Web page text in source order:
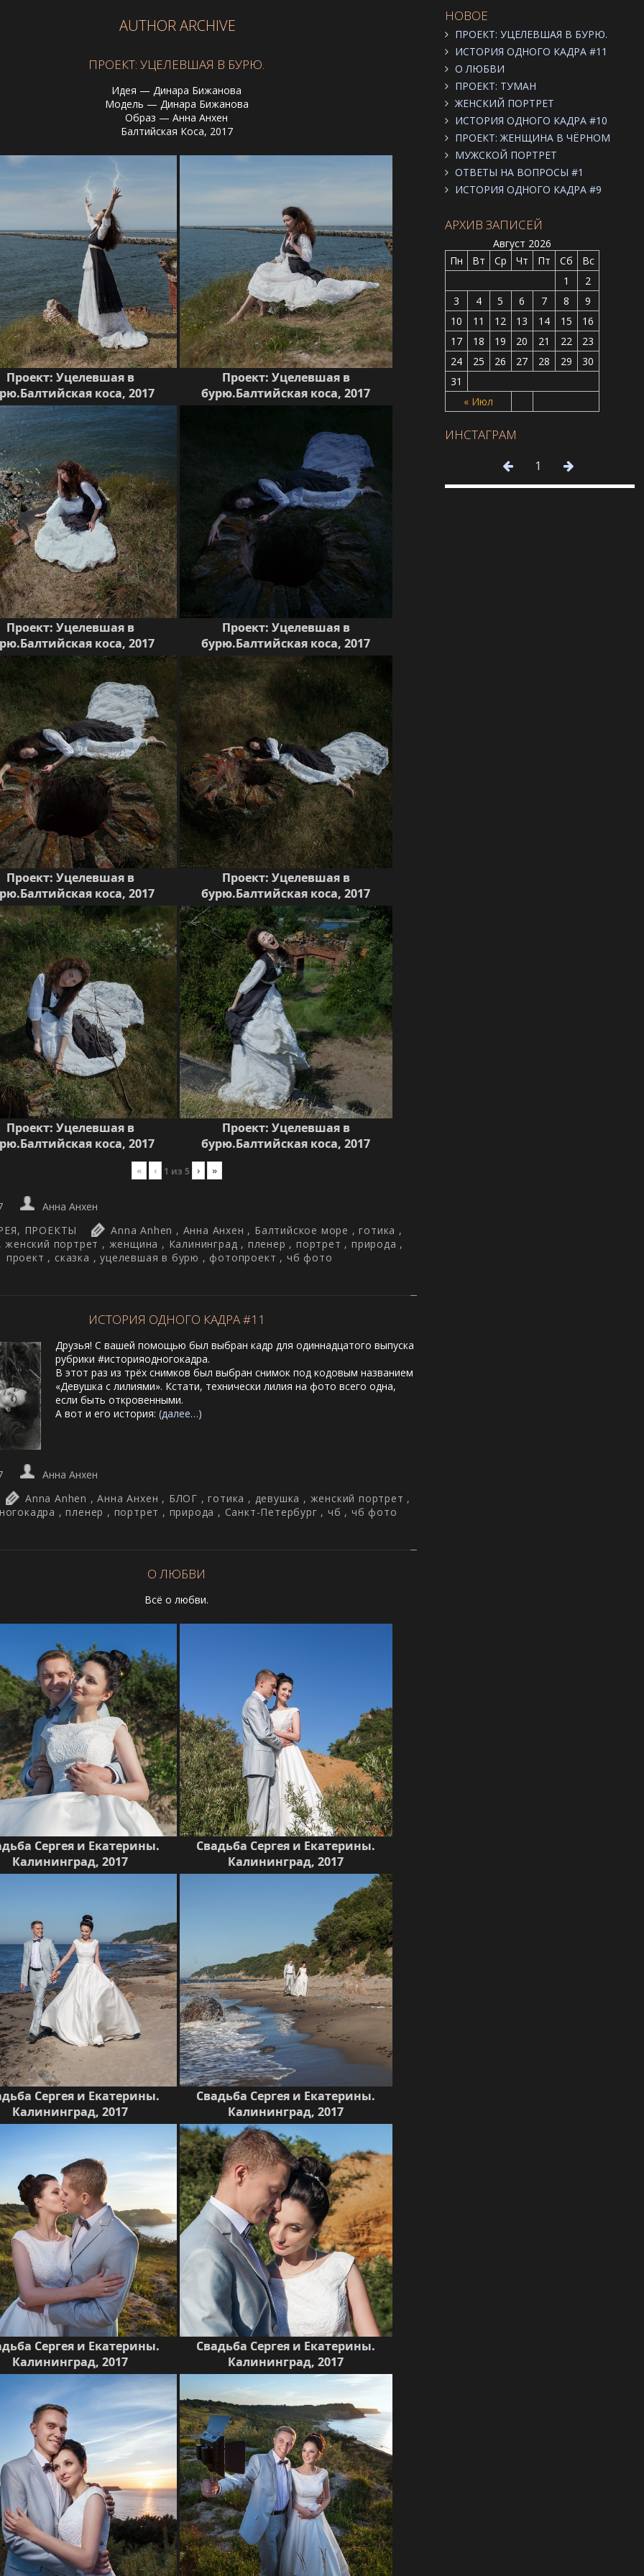
НОВОЕ
ПРОЕКТ: УЦЕЛЕВШАЯ В БУРЮ.
ИСТОРИЯ ОДНОГО КАДРА #11
О ЛЮБВИ
ПРОЕКТ: ТУМАН
ЖЕНСКИЙ ПОРТРЕТ
ИСТОРИЯ ОДНОГО КАДРА #10
ПРОЕКТ: ЖЕНЩИНА В ЧЁРНОМ
МУЖСКОЙ ПОРТРЕТ
ОТВЕТЫ НА ВОПРОСЫ #1
ИСТОРИЯ ОДНОГО КАДРА #9
АРХИВ ЗАПИСЕЙ
Август 2026
Пн
Вт Ср Чт Пт Сб Вс
« Июл
1
2
3
4 5 6 7 8
9
10
11 12 13 14 15
16
17
18 19 20 21 22
23
24
25 26 27 28 29
30
31
ИНСТАГРАМ
1
AUTHOR ARCHIVE
ПРОЕКТ: УЦЕЛЕВШАЯ В БУРЮ.
Идея — Динара Бижанова
Модель — Динара Бижанова
Образ — Анна Анхен
Балтийская Коса, 2017
Проект: Уцелевшая в
коса, 2017
Проект: Уцелевшая в
бурю.Балтийская коса, 2017
Проект: Уцелевшая в
коса, 2017
Проект: Уцелевшая в
бурю.Балтийская коса, 2017
Проект: Уцелевшая в
коса, 2017
Проект: Уцелевшая в
бурю.Балтийская коса, 2017
Проект: Уцелевшая в
коса, 2017
Проект: Уцелевшая в
бурю.Балтийская коса, 2017
« ‹ 1 из 5 › »
Анна Анхен
, ПРОЕКТЫ Anna Anhen , Анна Анхен , Балтийское море ,готика ,
женский портрет , женщина , Калининград , пленер , портрет , природа ,
проект , сказка ,уцелевшая в бурю , фотопроект , чб фото
ИСТОРИЯ ОДНОГО КАДРА #11
Друзья! С вашей помощью был выбран кадр для одиннадцатого выпуска
рубрики #историяодногокадра.
В этот раз из трёх снимков был выбран снимок под кодовым названием
«Девушка с лилиями». Кстати, технически лилия на фото всего одна,
если быть откровенными.
А вот и его история: (далее…)
Анна Анхен
Anna Anhen ,Анна Анхен , БЛОГ ,готика , девушка , женский портрет ,
,пленер , портрет , природа , Санкт-Петербург ,чб ,чб фото
О ЛЮБВИ
Всё о любви.
Сергея и Екатерины.
Калининград, 2017
Свадьба Сергея и Екатерины.
Калининград, 2017
Сергея и Екатерины.
Калининград, 2017
Свадьба Сергея и Екатерины.
Калининград, 2017
Сергея и Екатерины.
Калининград, 2017
Свадьба Сергея и Екатерины.
Калининград, 2017